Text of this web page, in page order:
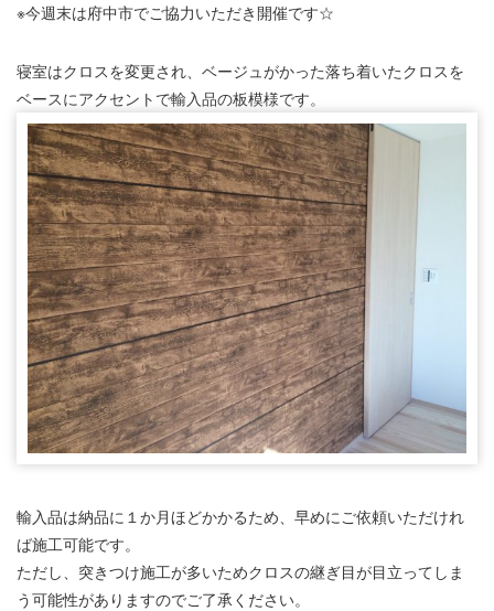
※今週末は府中市でご協力いただき開催です☆
寝室はクロスを変更され、ベージュがかった落ち着いたクロスを
ベースにアクセントで輸入品の板模様です。
輸入品は納品に１か月ほどかかるため、早めにご依頼いただけれ
ば施工可能です。
ただし、突きつけ施工が多いためクロスの継ぎ目が目立ってしま
う可能性がありますのでご了承ください。